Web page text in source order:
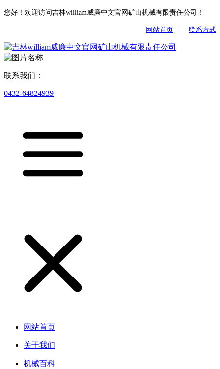
您好！欢迎访问吉林william威廉中文官网矿山机械有限责任公司！
网站首页 联系方式
联系我们：
0432-64824939
网站首页
关于我们
机械百科